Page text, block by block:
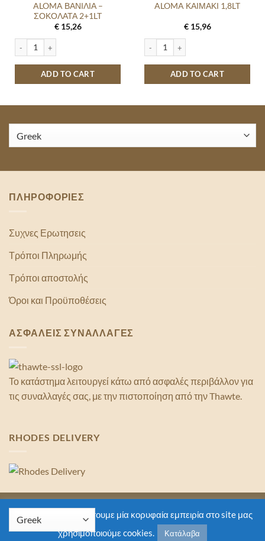
ALOMA ΒΑΝΙΛΙΑ –
ΣΟΚΟΛΑΤΑ 2+1LT
€15,26
ALOMA ΒΑΝΙΛΙΑ - ΣΟΚΟΛΑΤΑ 2+1LT quantity
ADD TO CART
ALOMA ΚΑΙΜΑΚΙ 1,8LT
€15,96
ALOMA ΚΑΙΜΑΚΙ 1,8LT quantity
ADD TO CART
ΠΛΗΡΟΦΟΡΙΕΣ
Συχνες Ερωτησεις
Τρόποι Πληρωμής
Τρόποι αποστολής
Όροι και Προϋποθέσεις
ΑΣΦΑΛΕΙΣ ΣΥΝΑΛΛΑΓΕΣ
Το κατάστημα λειτουργεί κάτω από ασφαλές περιβάλλον για
τις συναλλαγές σας, με την πιστοποίηση από την Thawte.
RHODES DELIVERY
Copyright 2026 © Rhodes Delivery
Για να σου εξασφαλίσουμε μία κορυφαία εμπειρία στο site μας
χρησιμοποιούμε cookies.
Κατάλαβα